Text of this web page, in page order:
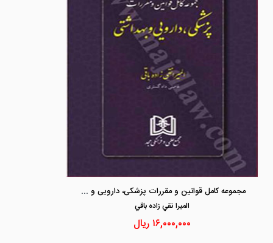
مجموعه کامل قوانین و مقررات پزشکی، دارویی و بهداشتی
الميرا نقي زاده باقي
۱۶,۰۰۰,۰۰۰ ریال